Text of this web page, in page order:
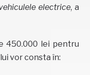
electrice, a
450.000 lei pentru
vor consta în: